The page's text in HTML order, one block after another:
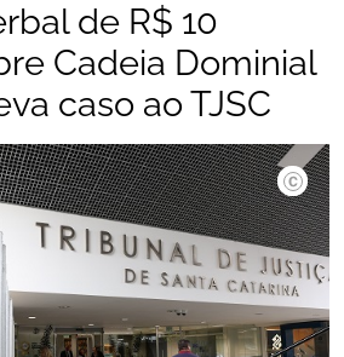
de R$ 10
Cadeia Dominial
caso ao TJSC